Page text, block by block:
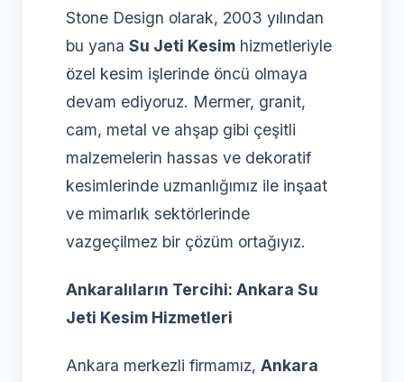
Stone Design olarak, 2003 yılından
bu yana Su Jeti Kesim hizmetleriyle
özel kesim işlerinde öncü olmaya
devam ediyoruz. Mermer, granit,
cam, metal ve ahşap gibi çeşitli
malzemelerin hassas ve dekoratif
kesimlerinde uzmanlığımız ile inşaat
ve mimarlık sektörlerinde
vazgeçilmez bir çözüm ortağıyız.
Ankaralıların Tercihi: Ankara Su
Jeti Kesim Hizmetleri
Ankara merkezli firmamız, Ankara